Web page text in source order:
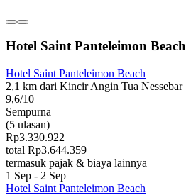
Hotel Saint Panteleimon Beach
Hotel Saint Panteleimon Beach
2,1 km dari Kincir Angin Tua Nessebar
9,6/10
Sempurna
(5 ulasan)
Rp3.330.922
total Rp3.644.359
termasuk pajak & biaya lainnya
1 Sep - 2 Sep
Hotel Saint Panteleimon Beach